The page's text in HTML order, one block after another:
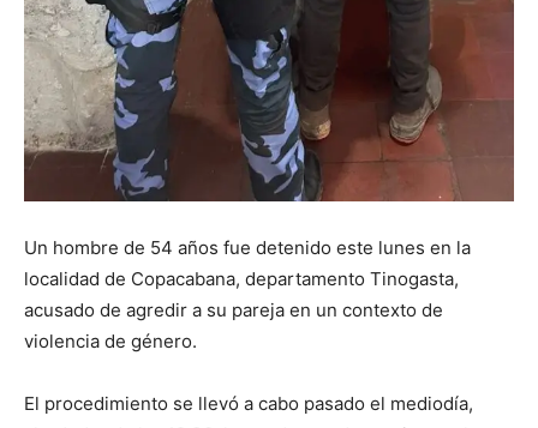
Un hombre de 54 años fue detenido este lunes en la
localidad de Copacabana, departamento Tinogasta,
acusado de agredir a su pareja en un contexto de
violencia de género.
El procedimiento se llevó a cabo pasado el mediodía,